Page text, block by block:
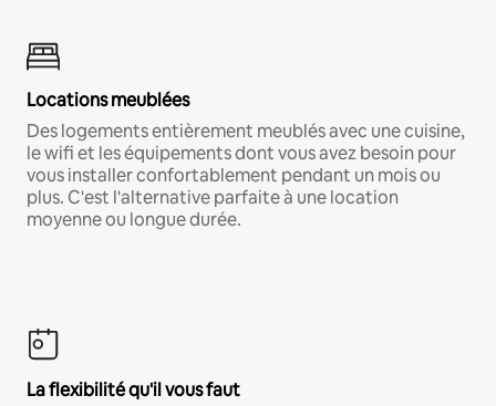
Locations meublées
Des logements entièrement meublés avec une cuisine,
le wifi et les équipements dont vous avez besoin pour
vous installer confortablement pendant un mois ou
plus. C'est l'alternative parfaite à une location
moyenne ou longue durée.
La flexibilité qu'il vous faut